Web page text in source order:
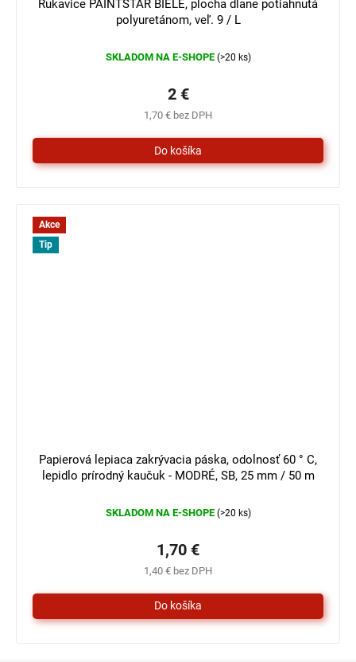
Rukavice PAINTSTAR BIELE, plocha dlane potiahnutá
polyuretánom, veľ. 9 / L
SKLADOM NA E-SHOPE (>20 ks)
1,70 € bez DPH
2 €
Akce
Tip
Papierová lepiaca zakrývacia páska, odolnosť 60 ° C,
lepidlo prírodný kaučuk - MODRÉ, SB, 25 mm / 50 m
SKLADOM NA E-SHOPE (>20 ks)
1,40 € bez DPH
1,70 €